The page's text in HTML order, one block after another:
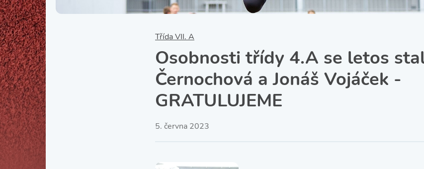
SRPŠ – Spolek rodičů a
Třída
Třída VII. A
Osobnosti třídy 4.A se letos
Černochová a Jonáš Vojáček -
GRATULUJEME
5. června 2023